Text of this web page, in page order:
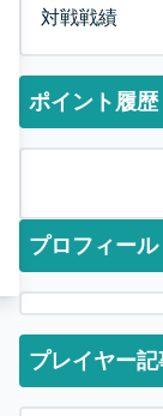
対戦戦績
ポイント履歴
プロフィール
プレイヤー記